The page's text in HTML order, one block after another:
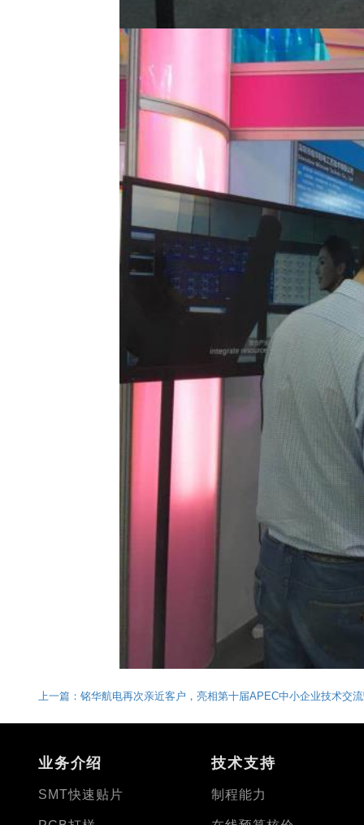
上一篇：铭华航电再次亲近客户，亮相第十届APEC中小企业技术交
业务介绍
SMT快速贴片
技术支持
制程能力